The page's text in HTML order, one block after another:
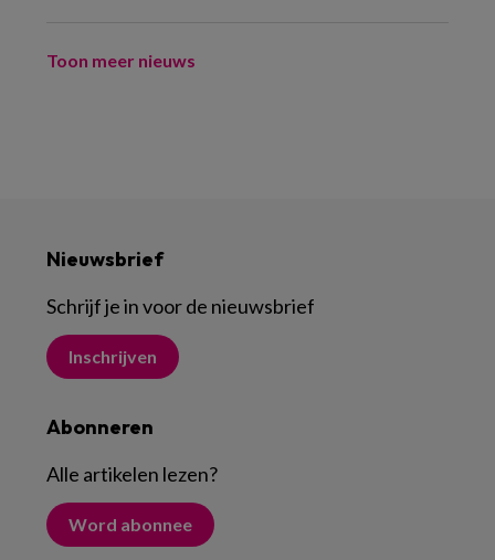
Toon meer nieuws
Nieuwsbrief
Schrijf je in voor de nieuwsbrief
Inschrijven
Abonneren
Alle artikelen lezen?
Word abonnee